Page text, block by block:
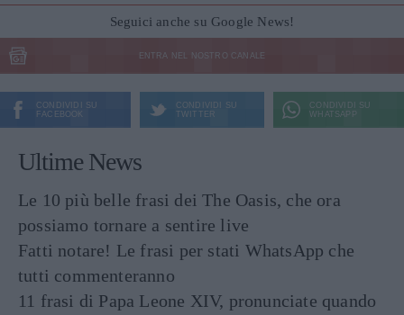
Seguici anche su Google News!
ENTRA NEL NOSTRO CANALE
CONDIVIDI SU
FACEBOOK
CONDIVIDI SU
TWITTER
CONDIVIDI SU
WHATSAPP
Ultime News
Le 10 più belle frasi dei The Oasis, che ora
possiamo tornare a sentire live
Fatti notare! Le frasi per stati WhatsApp che
tutti commenteranno
11 frasi di Papa Leone XIV, pronunciate quando